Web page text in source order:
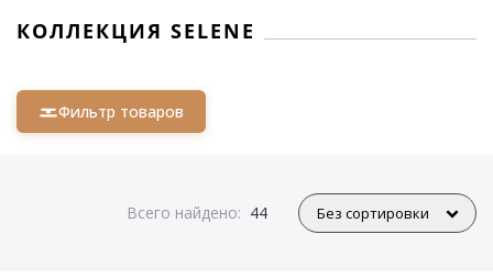
КОЛЛЕКЦИЯ SELENE
Фильтр товаров
Всего найдено: 44